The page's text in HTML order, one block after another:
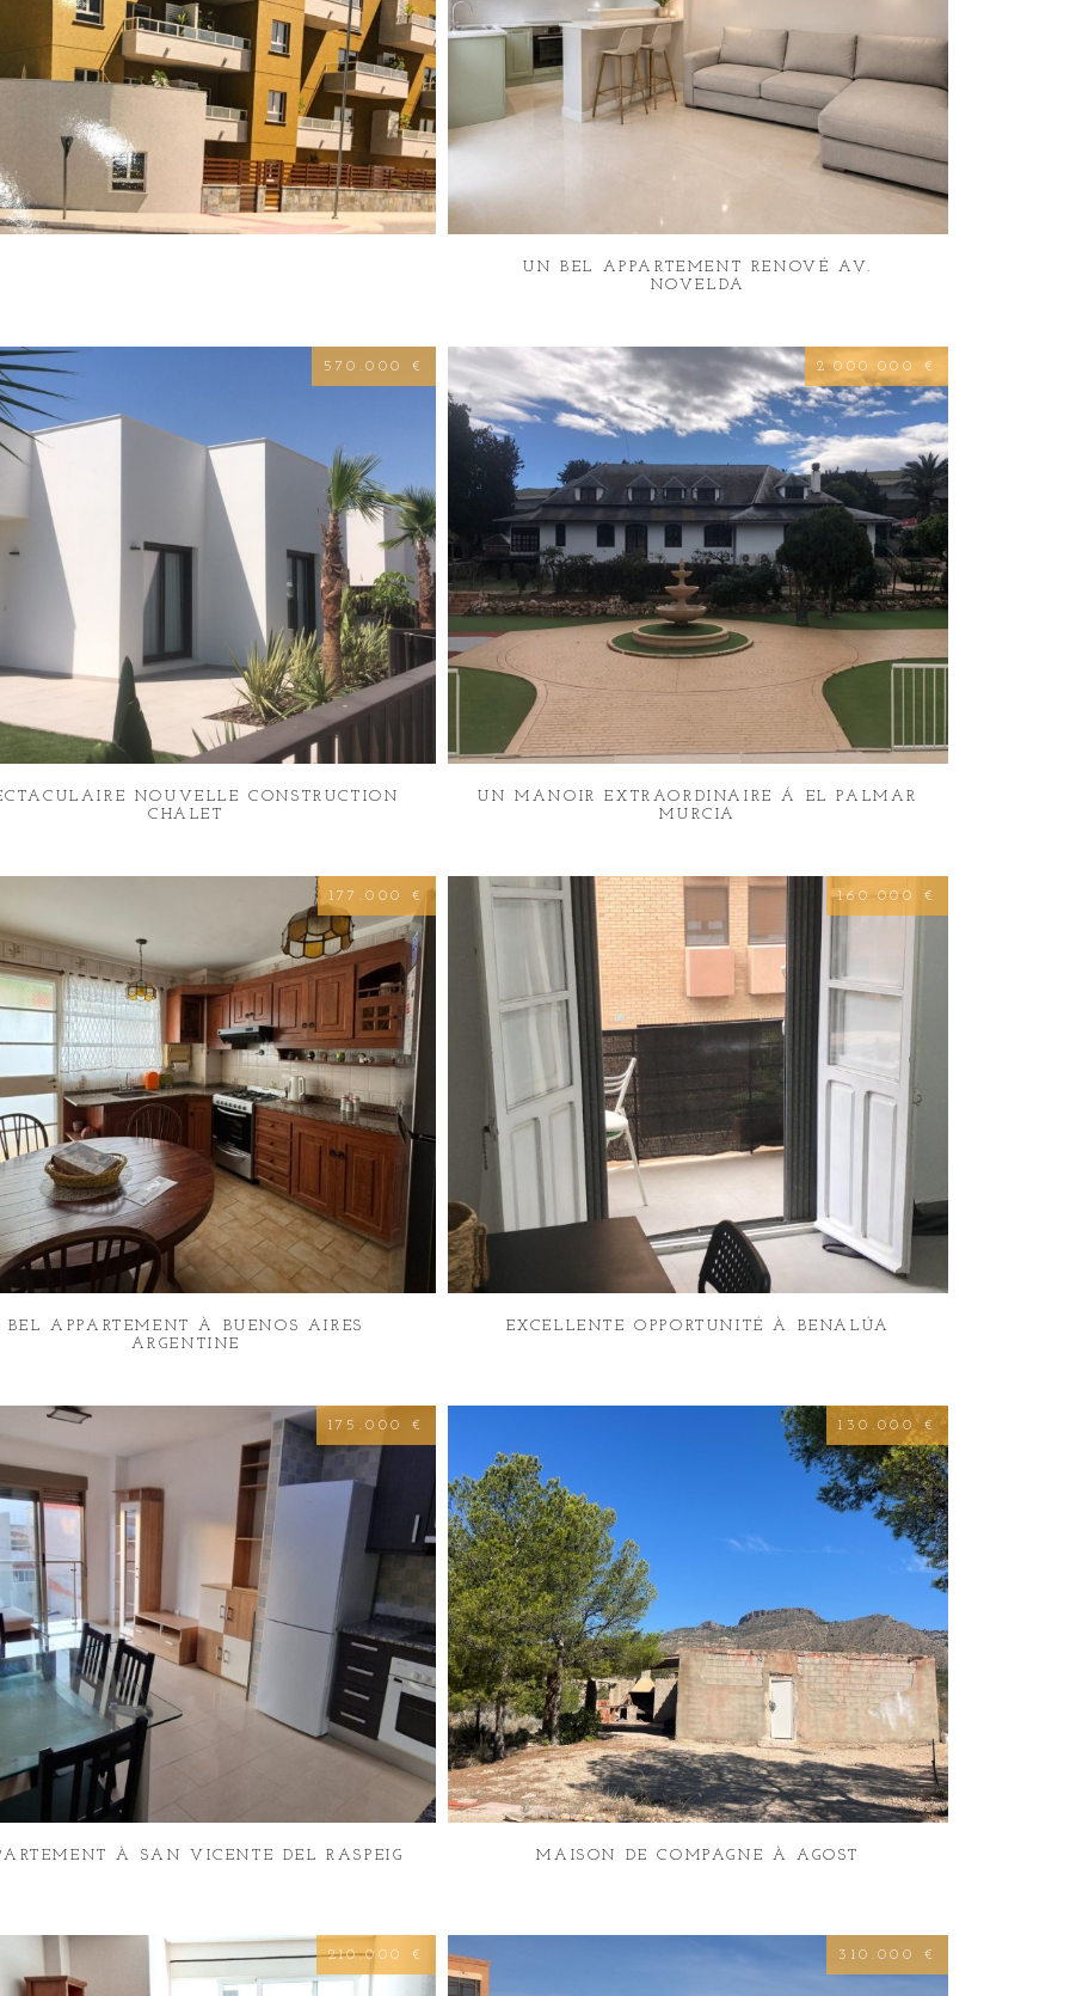
UN BEL APPARTEMENT RENOVÉ AV.
NOVELDA
570.000 €
NOUVELLE CONSTRUCTION
CHALET
2.000.000 €
UN MANOIR EXTRAORDINAIRE Á EL PALMAR
MURCIA
177.000 €
BEL APPARTEMENT À BUENOS AIRES
ARGENTINE
160.000 €
EXCELLENTE OPPORTUNITÉ À BENALÚA
175.000 €
À SAN VICENTE DEL RASPEIG
130.000 €
MAISON DE COMPAGNE À AGOST
210.000 € 310.000 €